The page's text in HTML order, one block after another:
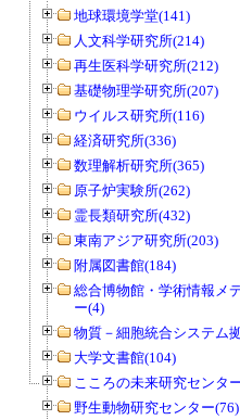
地球環境学堂(141)
人文科学研究所(214)
再生医科学研究所(212)
基礎物理学研究所(207)
ウイルス研究所(116)
経済研究所(336)
数理解析研究所(365)
原子炉実験所(262)
霊長類研究所(432)
東南アジア研究所(203)
附属図書館(184)
総合博物館・学術情報メ
ー(4)
物質－細胞統合システム
大学文書館(104)
こころの未来研究センタ
野生動物研究センター(76)